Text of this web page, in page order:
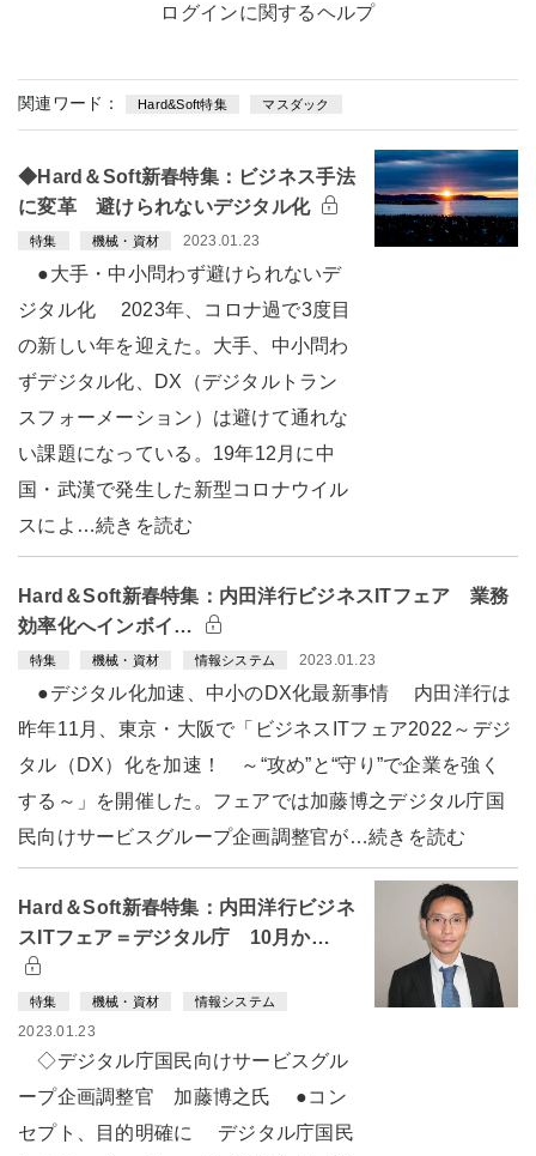
ログインに関するヘルプ
関連ワード： Hard&Soft特集 マスダック
◆Hard＆Soft新春特集：ビジネス手法
に変革 避けられないデジタル化
特集 機械・資材 2023.01.23
●大手・中小問わず避けられないデ
ジタル化 2023年、コロナ過で3度目
の新しい年を迎えた。大手、中小問わ
ずデジタル化、DX（デジタルトラン
スフォーメーション）は避けて通れな
い課題になっている。19年12月に中
国・武漢で発生した新型コロナウイル
スによ…続きを読む
Hard＆Soft新春特集：内田洋行ビジネスITフェア 業務
効率化へインボイ…
特集 機械・資材 情報システム 2023.01.23
●デジタル化加速、中小のDX化最新事情 内田洋行は
昨年11月、東京・大阪で「ビジネスITフェア2022～デジ
タル（DX）化を加速！ ～“攻め”と“守り”で企業を強く
する～」を開催した。フェアでは加藤博之デジタル庁国
民向けサービスグループ企画調整官が…続きを読む
Hard＆Soft新春特集：内田洋行ビジネ
スITフェア＝デジタル庁 10月か…
特集 機械・資材 情報システム
2023.01.23
◇デジタル庁国民向けサービスグル
ープ企画調整官 加藤博之氏 ●コン
セプト、目的明確に デジタル庁国民